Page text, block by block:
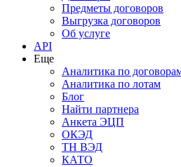
Предметы договоров
Выгрузка договоров
Об услуге
API
Еще
Аналитика по
Аналитика по лотам
Блог
Найти партнера
Анкета ЭЦП
ОКЭД
ТН ВЭД
КАТО